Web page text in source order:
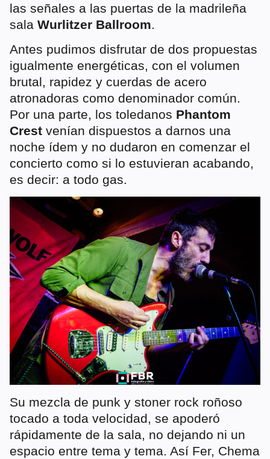
las señales a las puertas de la madrileña
sala Wurlitzer Ballroom.
Antes pudimos disfrutar de dos propuestas
igualmente energéticas, con el volumen
brutal, rapidez y cuerdas de acero
atronadoras como denominador común.
Por una parte, los toledanos Phantom
Crest venían dispuestos a darnos una
noche ídem y no dudaron en comenzar el
concierto como si lo estuvieran acabando,
es decir: a todo gas.
Su mezcla de punk y stoner rock roñoso
tocado a toda velocidad, se apoderó
rápidamente de la sala, no dejando ni un
espacio entre tema y tema. Así Fer, Chema